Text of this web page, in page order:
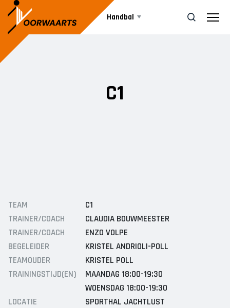
Handbal
DAMES
C1
C2
D1
D2
E1
Agenda
Vrijwilliger worden
Sponsor worden
Lid worden
Contact
C1
TEAM
C1
TRAINER/COACH
CLAUDIA BOUWMEESTER
TRAINER/COACH
ENZO VOLPE
BEGELEIDER
KRISTEL ANDRIOLI-POLL
TEAMOUDER
KRISTEL POLL
TRAININGSTIJD(EN)
MAANDAG 18:00-19:30
WOENSDAG 18:00-19:30
LOCATIE
SPORTHAL JACHTLUST